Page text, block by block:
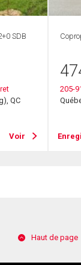
SDB
QC
Voir
205-
Haut de page